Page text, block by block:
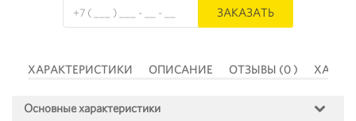
ЗАКАЗАТЬ
ХАРАКТЕРИСТИКИ ОПИСАНИЕ ОТЗЫВЫ (0 )
Основные характеристики